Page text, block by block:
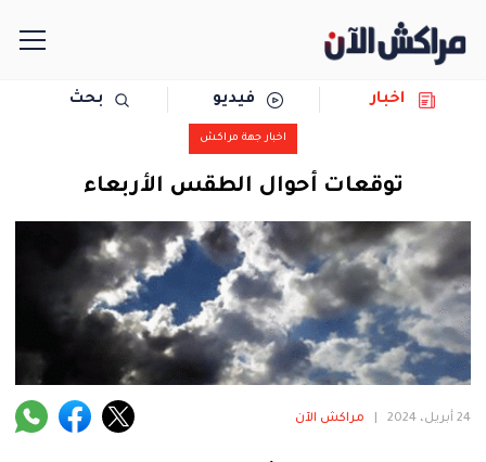
سياسة
رياضة
حوادث
دولية
اخبار فيديو بحث
اخبار جهة مراكش
توقعات أحوال الطقس الأربعاء
24 أبريل، 2024 مراكش الآن